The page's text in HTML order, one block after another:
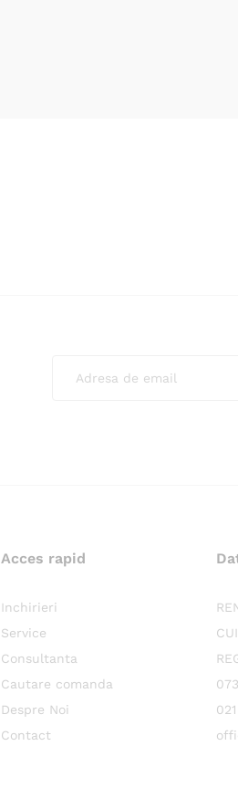
Acces rapid
Inchirieri
Service
Consultanta
Cautare comanda
Despre Noi
Contact